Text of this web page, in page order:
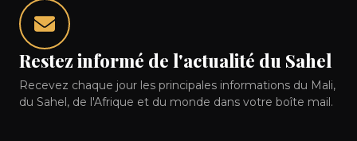
Restez informé de l'actualité du Sahel
Recevez chaque jour les principales informations du Mali,
du Sahel, de l'Afrique et du monde dans votre boîte mail.